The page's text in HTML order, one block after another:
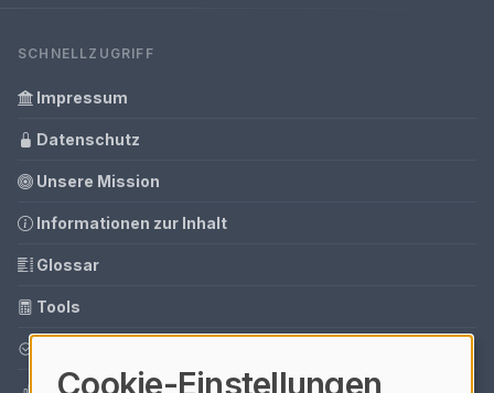
SCHNELLZUGRIFF
Impressum
Datenschutz
Unsere Mission
Informationen zur Inhalt
Glossar
Tools
Cookie-Einstellungen